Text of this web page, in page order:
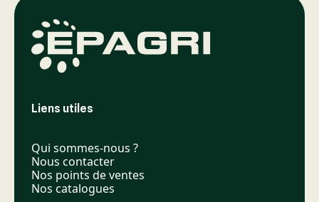
Liens utiles
Qui sommes-nous ?
Nous contacter
Nos points de ventes
Nos catalogues